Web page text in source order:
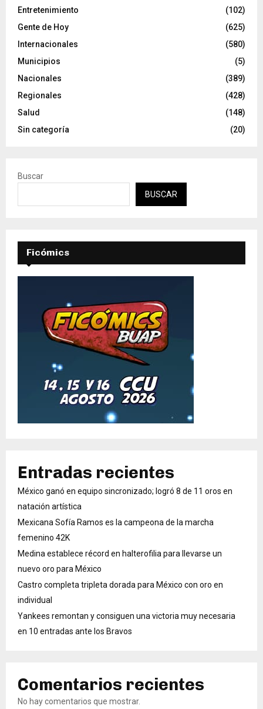
Entretenimiento
(102)
Gente de Hoy
(625)
Internacionales
(580)
Municipios
(5)
Nacionales
(389)
Regionales
(428)
Salud
(148)
Sin categoría
(20)
Buscar
BUSCAR
Ficómics
Entradas recientes
México ganó en equipo sincronizado; logró 8 de 11 oros en
natación artística
Mexicana Sofía Ramos es la campeona de la marcha
femenino 42K
Medina establece récord en halterofilia para llevarse un
nuevo oro para México
Castro completa tripleta dorada para México con oro en
individual
Yankees remontan y consiguen una victoria muy necesaria
en 10 entradas ante los Bravos
Comentarios recientes
No hay comentarios que mostrar.